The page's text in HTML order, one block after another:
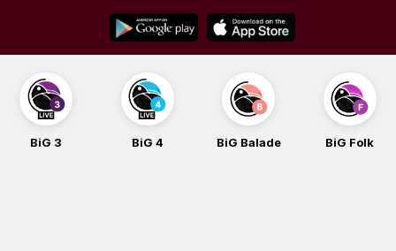
content
BiG 3 BiG 4 BiG Balade BiG Folk